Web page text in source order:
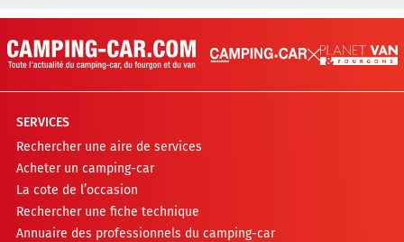
SERVICES
Rechercher une aire de services
Acheter un camping-car
La cote de l’occasion
Rechercher une fiche technique
Annuaire des professionnels du camping-car